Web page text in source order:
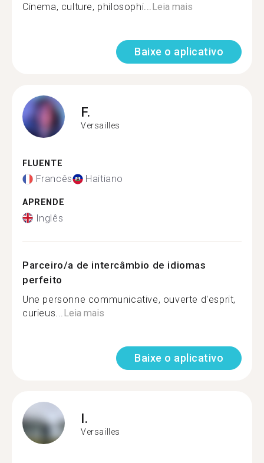
Cinema, culture, philosophi... Leia mais
Baixe o aplicativo
F.
Versailles
FLUENTE
Francês Haitiano
APRENDE
Inglês
Parceiro/a de intercâmbio de idiomas
perfeito
Une personne communicative, ouverte d'esprit,
curieus... Leia mais
Baixe o aplicativo
I.
Versailles